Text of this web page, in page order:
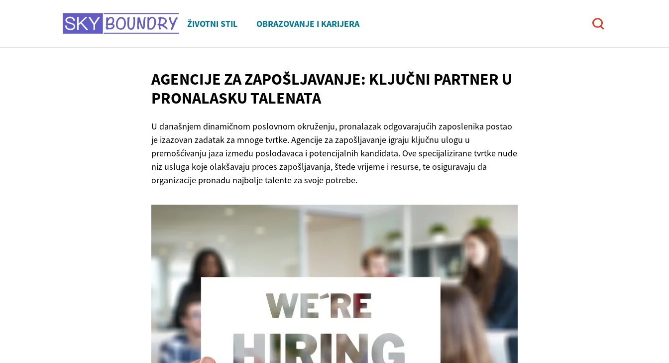
ŽIVOTNI STIL OBRAZOVANJE I KARIJERA
AGENCIJE ZA ZAPOŠLJAVANJE: KLJUČNI PARTNER U
PRONALASKU TALENATA
U današnjem dinamičnom poslovnom okruženju, pronalazak odgovarajućih zaposlenika postao
je izazovan zadatak za mnoge tvrtke. Agencije za zapošljavanje igraju ključnu ulogu u
premošćivanju jaza između poslodavaca i potencijalnih kandidata. Ove specijalizirane tvrtke nude
niz usluga koje olakšavaju proces zapošljavanja, štede vrijeme i resurse, te osiguravaju da
organizacije pronađu najbolje talente za svoje potrebe.